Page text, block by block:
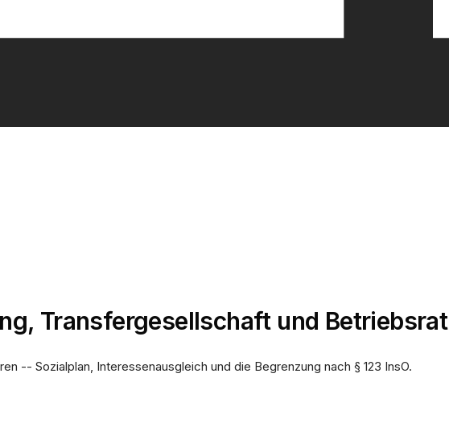
Transfergesellschaft und Betriebsrat
-- Sozialplan, Interessenausgleich und die Begrenzung nach § 123 InsO.